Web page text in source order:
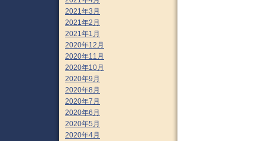
2021年3月
2021年2月
2021年1月
2020年12月
2020年11月
2020年10月
2020年9月
2020年8月
2020年7月
2020年6月
2020年5月
2020年4月